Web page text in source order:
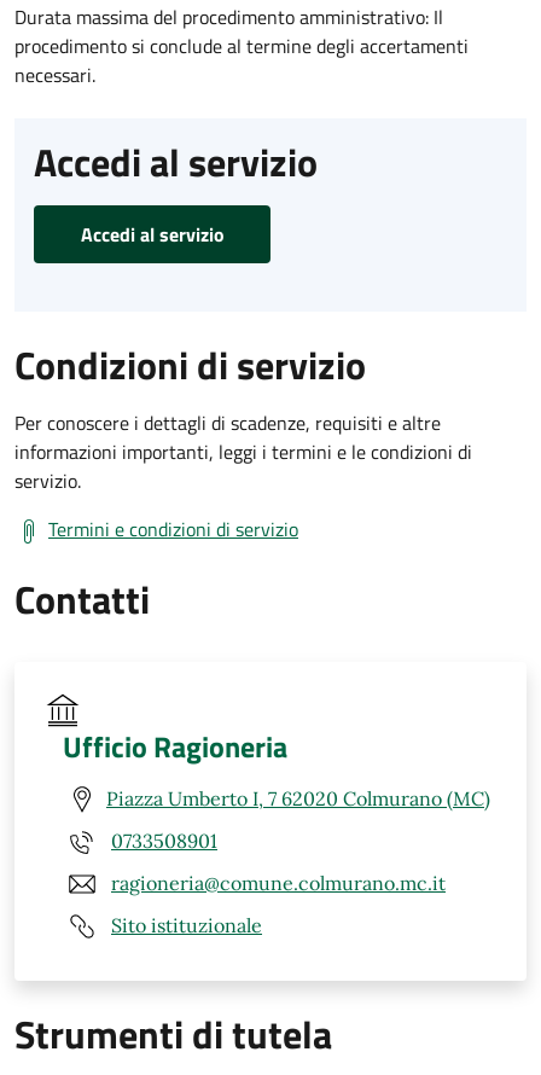
Durata massima del procedimento amministrativo: Il
procedimento si conclude al termine degli accertamenti
necessari.
Accedi al servizio
Accedi al servizio
Condizioni di servizio
Per conoscere i dettagli di scadenze, requisiti e altre
informazioni importanti, leggi i termini e le condizioni di
servizio.
Termini e condizioni di servizio
Contatti
Ufficio Ragioneria
Piazza Umberto I, 7 62020 Colmurano (MC)
0733508901
ragioneria@comune.colmurano.mc.it
Sito istituzionale
Strumenti di tutela